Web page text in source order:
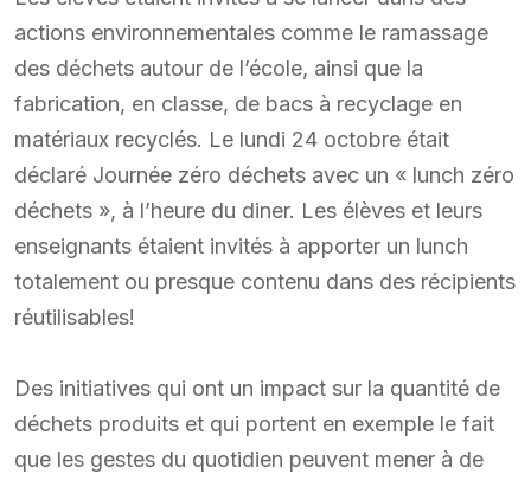
actions environnementales comme le ramassage
des déchets autour de l’école, ainsi que la
fabrication, en classe, de bacs à recyclage en
matériaux recyclés. Le lundi 24 octobre était
déclaré Journée zéro déchets avec un « lunch zéro
déchets », à l’heure du diner. Les élèves et leurs
enseignants étaient invités à apporter un lunch
totalement ou presque contenu dans des récipients
réutilisables!
Des initiatives qui ont un impact sur la quantité de
déchets produits et qui portent en exemple le fait
que les gestes du quotidien peuvent mener à de